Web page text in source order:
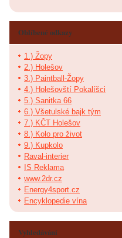
Oblíbené odkazy
1.) Žopy
2.) Holešov
3.) Paintball-Žopy
4.) Holešovští Pokalíšci
5.) Sanitka 66
6.) Všetulské bajk tým
7.) KČT Holešov
8.) Kolo pro život
9.) Kupkolo
Raval-interier
IS Reklama
www.2dr.cz
Energy4sport.cz
Encyklopedie vína
Vyhledávání